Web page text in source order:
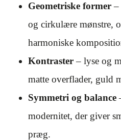
Geometriske former–
og cirkulære mønstre,
harmoniske
Kontraster– lyse og
matte overflader, guld
Symmetri og balance
modernitet, der giver
præg.